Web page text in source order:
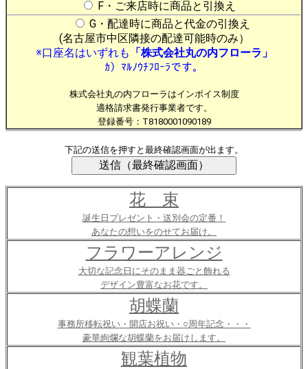
F・ご来店時に商品と引換え
G・配達時に商品と代金の引換え
(名古屋市中区隣接の配達可能時のみ）
※口座名はいずれも 「株式会社丸の内フローラ」
ｶ）ﾏﾙﾉｳﾁﾌﾛｰﾗです。
株式会社丸の内フローラはインボイス制度
適格請求書発行事業者です。
登録番号：T8180001090189
下記の送信を押すと最終確認画面が出ます。
花 束
誕生日プレゼント・送別会の定番！
あなたの想いをのせてお届け。
フラワーアレンジ
大切な記念日にそのまま器ごと飾れる
デザイン豊富なお花です。
胡蝶蘭
事務所移転祝い・開店お祝い・○周年記念・・・
豪華絢爛な胡蝶蘭をお届けします。
観葉植物